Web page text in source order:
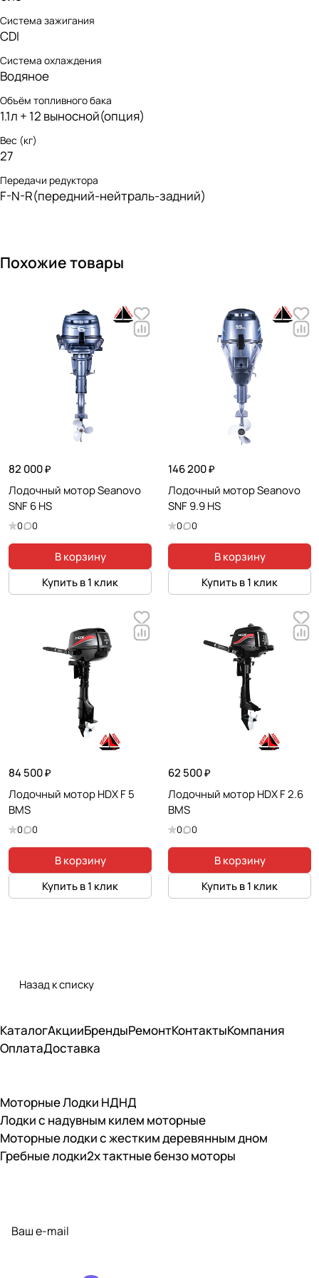
Система зажигания
CDI
Система охлаждения
Водяное
Объём топливного бака
1.1л + 12 выносной(опция)
Вес (кг)
27
Передачи редуктора
F-N-R(передний-нейтраль-задний)
Похожие товары
82 000 ₽
Лодочный мотор Seanovo
SNF 6 HS
0 0
В корзину
Купить в 1 клик
146 200 ₽
Лодочный мотор Seanovo
SNF 9.9 HS
0 0
В корзину
Купить в 1 клик
84 500 ₽
Лодочный мотор HDX F 5
BMS
0 0
В корзину
Купить в 1 клик
62 500 ₽
Лодочный мотор HDX F 2.6
BMS
0 0
В корзину
Купить в 1 клик
Назад к списку
КаталогАкцииБрендыРемонтКонтактыКомпания
ОплатаДоставка
Моторные Лодки НДНД
Лодки с надувным килем моторные
Моторные лодки с жестким деревянным дном
Гребные лодки2х тактные бензо моторы